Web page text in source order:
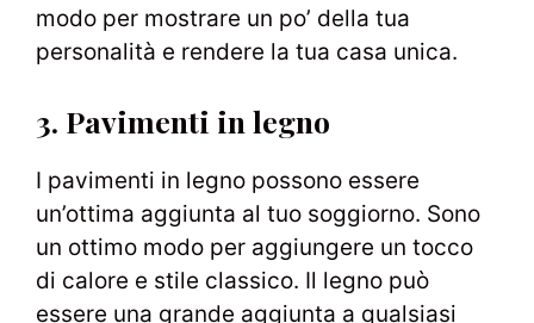
modo per mostrare un po’ della tua
personalità e rendere la tua casa unica.
3. Pavimenti in legno
I pavimenti in legno possono essere
un’ottima aggiunta al tuo soggiorno. Sono
un ottimo modo per aggiungere un tocco
di calore e stile classico. Il legno può
essere una grande aggiunta a qualsiasi